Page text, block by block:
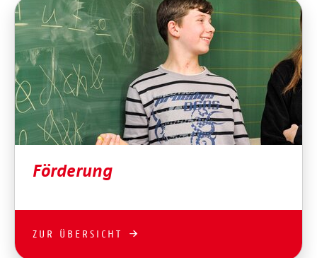
Förderung
ZUR ÜBERSICHT